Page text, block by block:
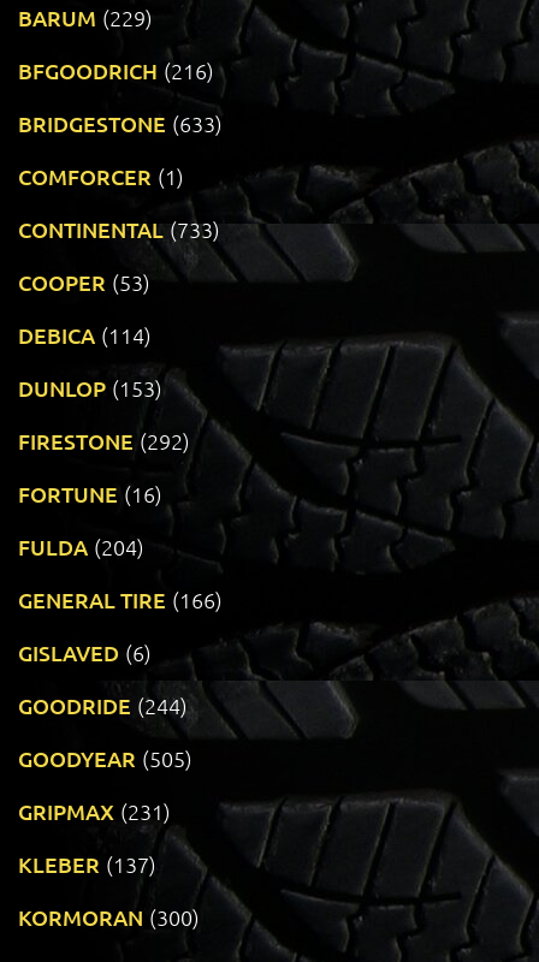
BARUM (229)
BFGOODRICH (216)
BRIDGESTONE (633)
COMFORCER (1)
CONTINENTAL (733)
COOPER (53)
DEBICA (114)
DUNLOP (153)
FIRESTONE (292)
FORTUNE (16)
FULDA (204)
GENERAL TIRE (166)
GISLAVED (6)
GOODRIDE (244)
GOODYEAR (505)
GRIPMAX (231)
KLEBER (137)
KORMORAN (300)